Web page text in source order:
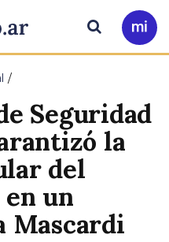
Ir
a
Buscar
Seguridad
la
del
un
Mascardi